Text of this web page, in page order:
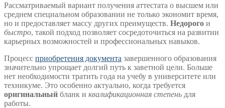
Рассматриваемый вариант получения аттестата о высшем или
среднем специальном образовании не только экономит время,
но и предоставляет массу других преимуществ. Недорого и
быстро, такой подход позволяет сосредоточиться на развитии
карьерных возможностей и профессиональных навыков.
Процесс приобретения документа завершенного образования
значительно упрощает долгий путь к заветной цели. Больше
нет необходимости тратить года на учебу в университете или
техникуме. Это особенно актуально, когда требуется
оригинальный бланк и квалификационная степень для
работы.